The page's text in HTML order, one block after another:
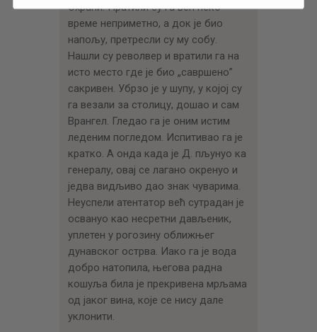
Охрани. Пратили су га већ неко
време неприметно, а док је био
напољу, претресли су му собу.
Нашли су револвер и вратили га на
исто место где је био „савршено”
сакривен. Убрзо је у шупу, у којој су
га везали за столицу, дошао и сам
Врангел. Гледао га је оним истим
леденим погледом. Испитивао га је
кратко. А онда када је Д. пљунуо ка
генералу, овај се лагано окренуо и
једва видљиво дао знак чуварима.
Неуспели атентатор већ сутрадан је
освануо као несретни дављеник,
уплетен у рогозину оближњег
дунавског острва. Иако га је вода
добро натопила, његова радна
кошуља била је прекривена мрљама
од јаког вина, које се нису дале
уклонити.